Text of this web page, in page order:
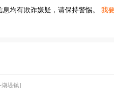
均有欺诈嫌疑，请保持警惕。 我
湖堤镇]